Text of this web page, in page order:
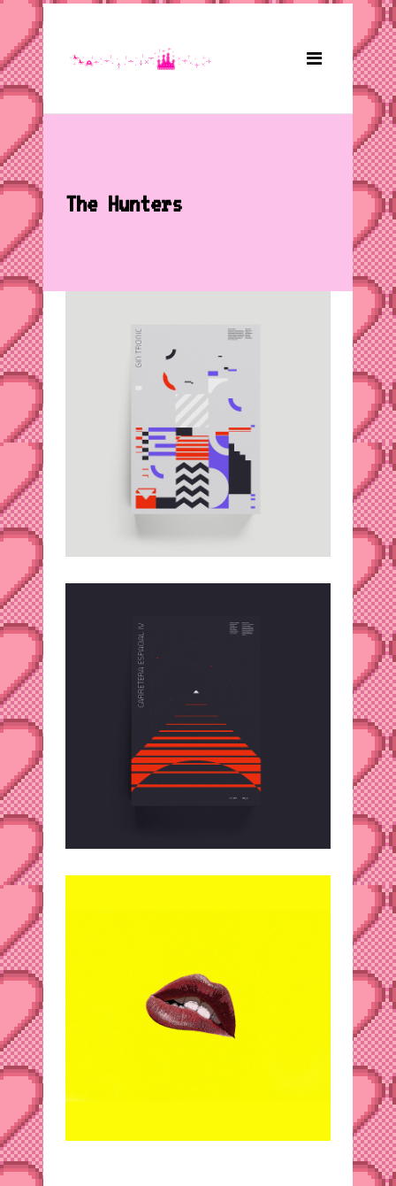
The Hunters